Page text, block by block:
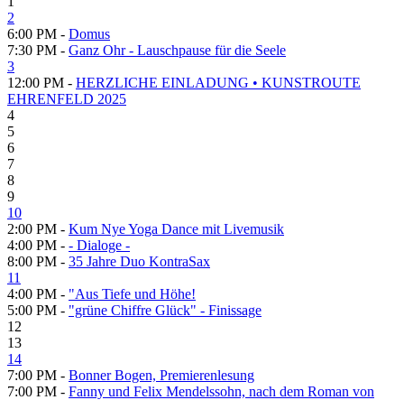
2
6:00 PM - Domus
7:30 PM - Ganz Ohr - Lauschpause für die Seele
3
12:00 PM - HERZLICHE EINLADUNG • KUNSTROUTE
EHRENFELD 2025
4
5
6
7
8
9
10
2:00 PM - Kum Nye Yoga Dance mit Livemusik
4:00 PM - - Dialoge -
8:00 PM - 35 Jahre Duo KontraSax
11
4:00 PM - "Aus Tiefe und Höhe!
5:00 PM - "grüne Chiffre Glück" - Finissage
12
13
14
7:00 PM - Bonner Bogen, Premierenlesung
7:00 PM - Fanny und Felix Mendelssohn, nach dem Roman von